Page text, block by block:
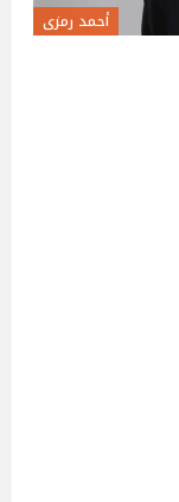
أحمد رمزى